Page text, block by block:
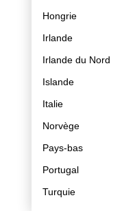
Hongrie
Irlande
Irlande du Nord
Islande
Italie
Norvège
Pays-bas
Portugal
Turquie